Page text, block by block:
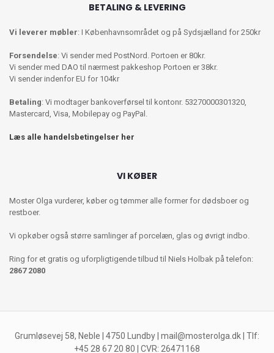
BETALING & LEVERING
Vi leverer møbler: I Københavnsområdet og på Sydsjælland for 250kr
Forsendelse: Vi sender med PostNord. Portoen er 80kr.
Vi sender med DAO til nærmest pakkeshop Portoen er 38kr.
Vi sender indenfor EU for 104kr
Betaling: Vi modtager bankoverførsel til kontonr. 53270000301320,
Mastercard, Visa, Mobilepay og PayPal.
Læs alle handelsbetingelser her
VI KØBER
Moster Olga vurderer, køber og tømmer alle former for dødsboer og
restboer.
Vi opkøber også større samlinger af porcelæn, glas og øvrigt indbo.
Ring for et gratis og uforpligtigende tilbud til Niels Holbak på telefon:
2867 2080
Grumløsevej 58, Neble | 4750 Lundby | mail@mosterolga.dk | Tlf:
+45 28 67 20 80 | CVR: 26471168